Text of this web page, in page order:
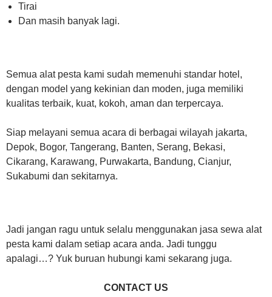
Tirai
Dan masih banyak lagi.
Semua alat pesta kami sudah memenuhi standar hotel,
dengan model yang kekinian dan moden, juga memiliki
kualitas terbaik, kuat, kokoh, aman dan terpercaya.
Siap melayani semua acara di berbagai wilayah jakarta,
Depok, Bogor, Tangerang, Banten, Serang, Bekasi,
Cikarang, Karawang, Purwakarta, Bandung, Cianjur,
Sukabumi dan sekitarnya.
Jadi jangan ragu untuk selalu menggunakan jasa sewa alat
pesta kami dalam setiap acara anda. Jadi tunggu
apalagi…? Yuk buruan hubungi kami sekarang juga.
CONTACT US